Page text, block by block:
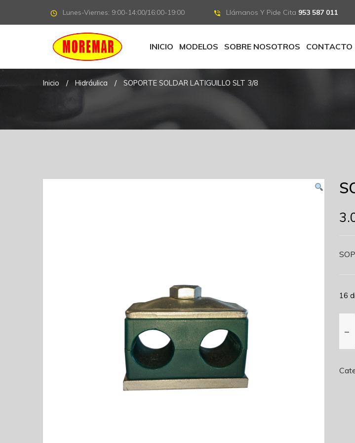
Lunes-Viernes: 9:00-14:00/16:00-19:00 Llámanos Y Pide Cita 953 587 011
INICIO MODELOS SOBRE NOSOTROS CONTACTO
Inicio / Hidráulica / SOPORTE SOLDAR LATIGUILLO SLT 3/8
16
3/8